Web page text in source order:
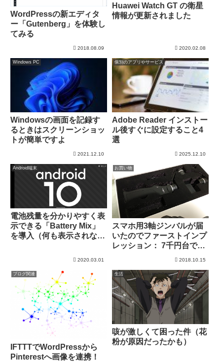
WordPressの新エディタ
ー「Gutenberg」を体験し
てみる
2018.08.09
Huawei Watch GT の衛星
情報が更新されました
2020.02.08
Windows PC
Windowsの画面を記録す
るときはスクリーンショッ
トが簡単ですよ
2021.12.10
個別のアプリやサービス
Adobe Reader インストー
ル後すぐに設定すること4
選
2025.12.10
Android端末
電池残量を分かりやすく表
示できる「Battery Mix」
を導入（何も表示されない
2020.03.01
お買い物
スマホ用3軸ジンバルが届
いたのでファーストインプ
レッション： 7千円台で十
2018.10.15
ブログ関連
IFTTTでWordPressから
Pinterestへ画像を連携！
生活
咳が激しくて困った件（花
粉が原因だったかも）